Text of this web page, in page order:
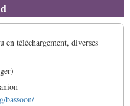
en téléchargement, diverses
bassoon/